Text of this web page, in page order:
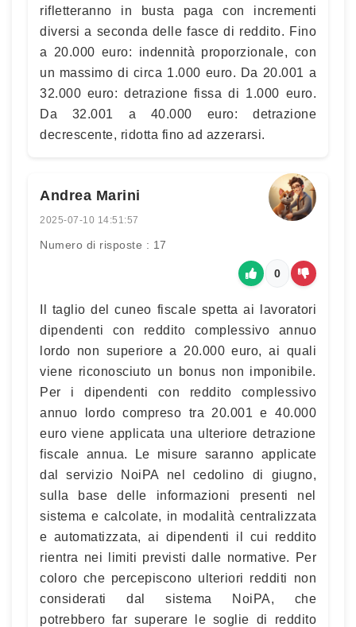
rifletteranno in busta paga con incrementi
diversi a seconda delle fasce di reddito. Fino
a 20.000 euro: indennità proporzionale, con
un massimo di circa 1.000 euro. Da 20.001 a
32.000 euro: detrazione fissa di 1.000 euro.
Da 32.001 a 40.000 euro: detrazione
decrescente, ridotta fino ad azzerarsi.
Andrea Marini
2025-07-10 14:51:57
Numero di risposte : 17
0
Il taglio del cuneo fiscale spetta ai lavoratori
dipendenti con reddito complessivo annuo
lordo non superiore a 20.000 euro, ai quali
viene riconosciuto un bonus non imponibile.
Per i dipendenti con reddito complessivo
annuo lordo compreso tra 20.001 e 40.000
euro viene applicata una ulteriore detrazione
fiscale annua. Le misure saranno applicate
dal servizio NoiPA nel cedolino di giugno,
sulla base delle informazioni presenti nel
sistema e calcolate, in modalità centralizzata
e automatizzata, ai dipendenti il cui reddito
rientra nei limiti previsti dalle normative. Per
coloro che percepiscono ulteriori redditi non
considerati dal sistema NoiPA, che
potrebbero far superare le soglie di reddito